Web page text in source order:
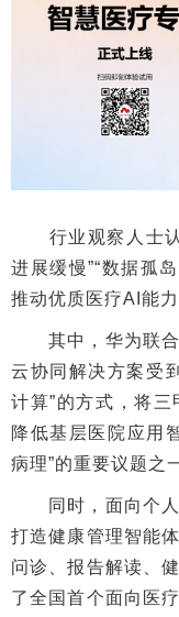
行业观察人士认
进展缓慢”“数据孤
推动优质医疗AI能力
其中，华为联合
云协同解决方案受
计算”的方式，将三
降低基层医院应用
病理”的重要议题之
同时，面向个人
打造健康管理智能
问诊、报告解读、
了全国首个面向医